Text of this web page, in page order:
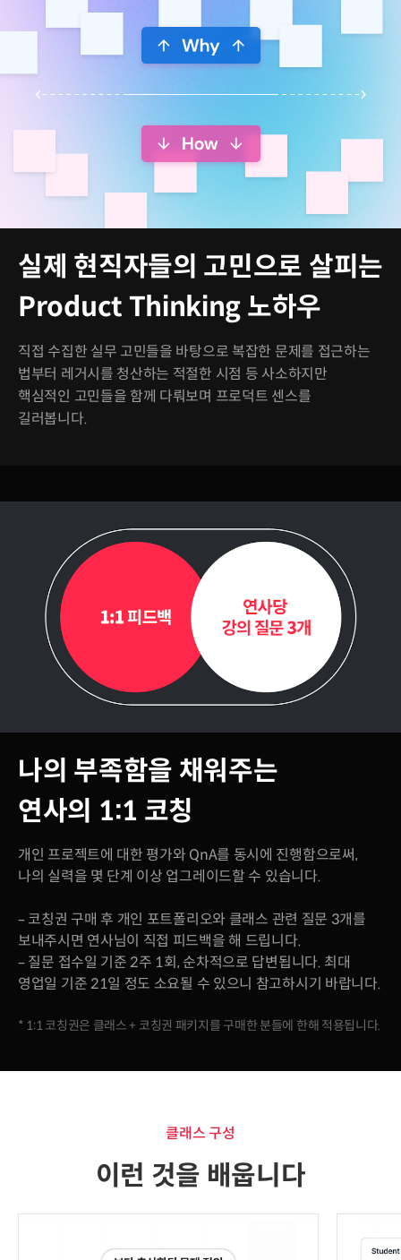
실제 현직자들의 고민으로 살피는
Product Thinking 노하우
직접 수집한 실무 고민들을 바탕으로 복잡한 문제를 접근하는
법부터 레거시를 청산하는 적절한 시점 등 사소하지만
핵심적인 고민들을 함께 다뤄보며 프로덕트 센스를
길러봅니다.
나의 부족함을 채워주는
연사의 1:1 코칭
개인 프로젝트에 대한 평가와 QnA를 동시에 진행함으로써,
나의 실력을 몇 단계 이상 업그레이드할 수 있습니다.
– 코칭권 구매 후 개인 포트폴리오와 클래스 관련 질문 3개를
보내주시면 연사님이 직접 피드백을 해 드립니다.
– 질문 접수일 기준 2주 1회, 순차적으로 답변됩니다. 최대
영업일 기준 21일 정도 소요될 수 있으니 참고하시기 바랍니다.
* 1:1 코칭권은 클래스 + 코칭권 패키지를 구매한 분들에 한해 적용됩니다.
클래스 구성
이런 것을 배웁니다